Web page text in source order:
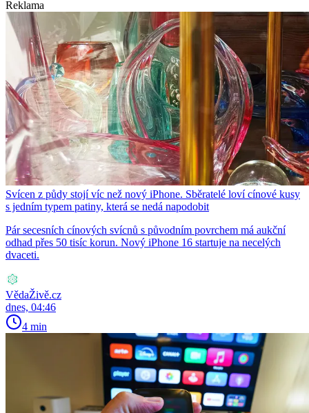
Reklama
Svícen z půdy stojí víc než nový iPhone. Sběratelé loví cínové kusy
s jedním typem patiny, která se nedá napodobit
Pár secesních cínových svícnů s původním povrchem má aukční
odhad přes 50 tisíc korun. Nový iPhone 16 startuje na necelých
dvaceti.
VědaŽivě.cz
dnes, 04:46
4 min